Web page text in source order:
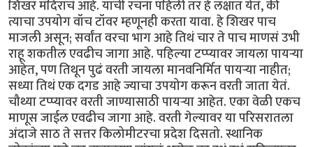
शिखर मंदिराचं आहे. याची रचना पहिली तर हे लक्षात येतं, की
त्याचा उपयोग वॉच टॉवर म्हणूनही करता यावा. हे शिखर पाच
माजली असून; सर्वांत वरचा भाग आहे तिथं चार ते पाच माणसं उभी
राहू शकतील एवढीच जागा आहे. पहिल्या टप्प्यावर जायला पायऱ्या
आहेत, पण तिथून पुढं वरती जायला मानवनिर्मित पायऱ्या नाहीत;
सध्या तिथं एक दगड आहे ज्याचा उपयोग करून वरती जाता येतं.
चौथ्या टप्प्यावर वरती जाण्यासाठी पायऱ्या आहेत. एका वेळी एकच
माणूस जाईल एवढीच जागा आहे. वरती गेल्यावर या परिसरातला
अंदाजे साठ ते सत्तर किलोमीटरचा प्रदेश दिसतो. स्थानिक